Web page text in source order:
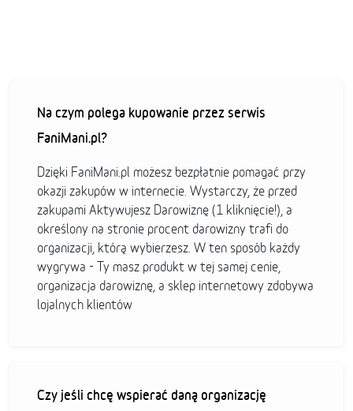
Na czym polega kupowanie przez serwis
FaniMani.pl?
Dzięki FaniMani.pl możesz bezpłatnie pomagać przy
okazji zakupów w internecie. Wystarczy, że przed
zakupami Aktywujesz Darowiznę (1 kliknięcie!), a
określony na stronie procent darowizny trafi do
organizacji, którą wybierzesz. W ten sposób każdy
wygrywa - Ty masz produkt w tej samej cenie,
organizacja darowiznę, a sklep internetowy zdobywa
lojalnych klientów
Czy jeśli chcę wspierać daną organizację